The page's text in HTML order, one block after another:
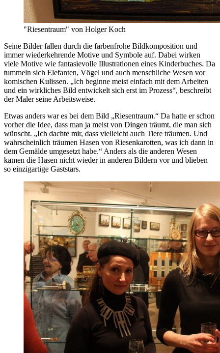
"Riesentraum" von Holger Koch
Seine Bilder fallen durch die farbenfrohe Bildkomposition und
immer wiederkehrende Motive und Symbole auf. Dabei wirken
viele Motive wie fantasievolle Illustrationen eines Kinderbuches. Da
tummeln sich Elefanten, Vögel und auch menschliche Wesen vor
komischen Kulissen. „Ich beginne meist einfach mit dem Arbeiten
und ein wirkliches Bild entwickelt sich erst im Prozess“, beschreibt
der Maler seine Arbeitsweise.
Etwas anders war es bei dem Bild „Riesentraum.“ Da hatte er schon
vorher die Idee, dass man ja meist von Dingen träumt, die man sich
wünscht. „Ich dachte mir, dass vielleicht auch Tiere träumen. Und
wahrscheinlich träumen Hasen von Riesenkarotten, was ich dann in
dem Gemälde umgesetzt habe.“ Anders als die anderen Wesen
kamen die Hasen nicht wieder in anderen Bildern vor und blieben
so einzigartige Gaststars.